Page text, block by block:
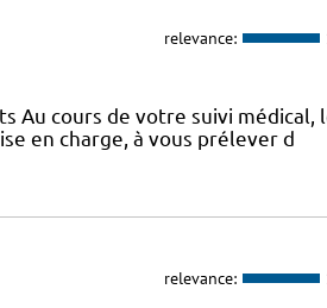
relevance:
cours de votre suivi médical,
en charge, à vous prélever d
relevance: